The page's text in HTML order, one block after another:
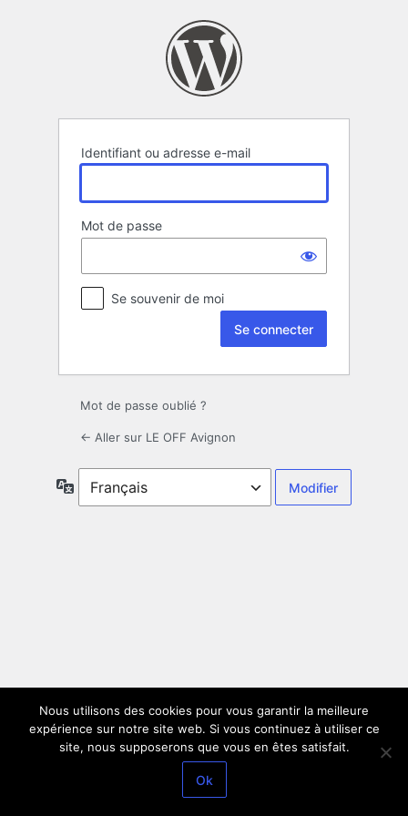
Identifiant ou adresse e-mail
Mot de passe
Se souvenir de moi
Mot de passe oublié ?
← Aller sur LE OFF Avignon
Langue
Nous utilisons des cookies pour vous garantir la meilleure
expérience sur notre site web. Si vous continuez à utiliser ce
site, nous supposerons que vous en êtes satisfait.
Ok